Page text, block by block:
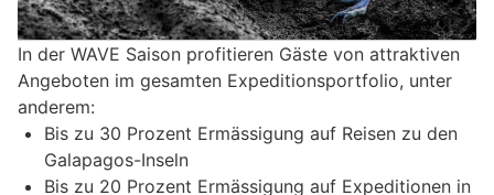
In der WAVE Saison profitieren Gäste von attraktiven
Angeboten im gesamten Expeditionsportfolio, unter
anderem:
Bis zu 30 Prozent Ermässigung auf Reisen zu den
Galapagos-Inseln
Bis zu 20 Prozent Ermässigung auf Expeditionen in